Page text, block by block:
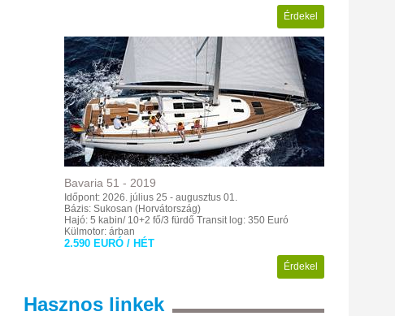
Érdekel
Bavaria 51 - 2019
Időpont: 2026. július 25 - augusztus 01.
Bázis: Sukosan (Horvátország)
Hajó: 5 kabin/ 10+2 fő/3 fürdő Transit log: 350 Euró
Külmotor: árban
2.590 EURÓ / HÉT
Érdekel
Hasznos linkek